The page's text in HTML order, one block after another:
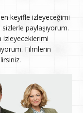
keyifle izleyeceğimi
paylaşıyorum.
izleyeceklerimi
Filmlerin